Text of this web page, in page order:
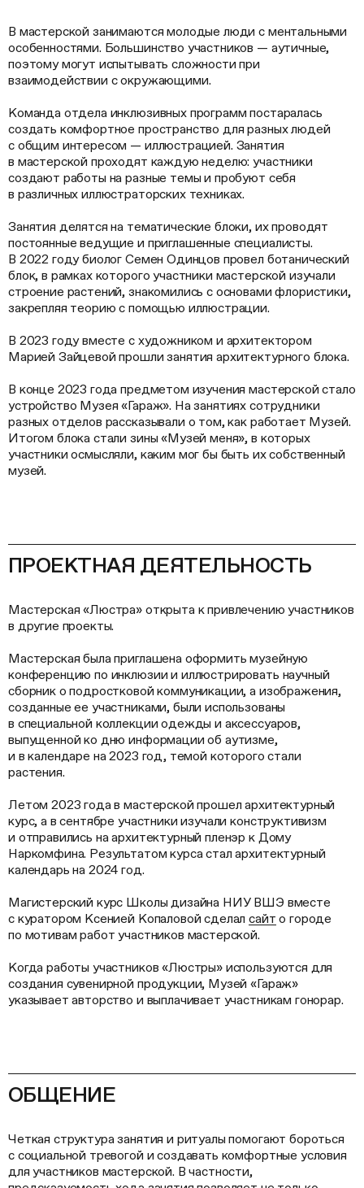
В мастерской занимаются молодые люди с ментальными
особенностями. Большинство участников — аутичные,
поэтому могут испытывать сложности при
взаимодействии с окружающими.
Команда отдела инклюзивных программ постаралась
создать комфортное пространство для разных людей
с общим интересом — иллюстрацией. Занятия
в мастерской проходят каждую неделю: участники
создают работы на разные темы и пробуют себя
в различных иллюстраторских техниках.
Занятия делятся на тематические блоки, их проводят
постоянные ведущие и приглашенные специалисты.
В 2022 году биолог Семен Одинцов провел ботанический
блок, в рамках которого участники мастерской изучали
строение растений, знакомились с основами флористики,
закрепляя теорию с помощью иллюстрации.
В 2023 году вместе с художником и архитектором
Марией Зайцевой прошли занятия архитектурного блока.
В конце 2023 года предметом изучения мастерской стало
устройство Музея «Гараж». На занятиях сотрудники
разных отделов рассказывали о том, как работает Музей.
Итогом блока стали зины «Музей меня», в которых
участники осмысляли, каким мог бы быть их собственный
музей.
ПРОЕКТНАЯ ДЕЯТЕЛЬНОСТЬ
Мастерская «Люстра» открыта к привлечению участников
в другие проекты.
Мастерская была приглашена оформить музейную
конференцию по инклюзии и иллюстрировать научный
сборник о подростковой коммуникации, а изображения,
созданные ее участниками, были использованы
в специальной коллекции одежды и аксессуаров,
выпущенной ко дню информации об аутизме,
и в календаре на 2023 год, темой которого стали
растения.
Летом 2023 года в мастерской прошел архитектурный
курс, а в сентябре участники изучали конструктивизм
и отправились на архитектурный пленэр к Дому
Наркомфина. Результатом курса стал архитектурный
календарь на 2024 год.
Магистерский курс Школы дизайна НИУ ВШЭ вместе
с куратором Ксенией Копаловой сделалсайт о городе
по мотивам работ участников мастерской.
Когда работы участников «Люстры» используются для
создания сувенирной продукции, Музей «Гараж»
указывает авторство и выплачивает участникам гонорар.
ОБЩЕНИЕ
Четкая структура занятия и ритуалы помогают бороться
с социальной тревогой и создавать комфортные условия
для участников мастерской. В частности,